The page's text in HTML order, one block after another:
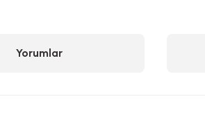
Yorumlar